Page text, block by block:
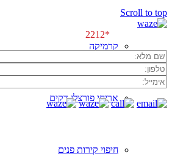
קרמיקה
אריחי פורצלן דקים
חיפוי קירות פנים
"]
[class^="wpforms-
Scroll to top
*2212